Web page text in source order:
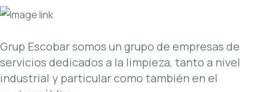
Grup Escobar somos un grupo de empresas de
servicios dedicados a la limpieza, tanto a nivel
industrial y particular como también en el